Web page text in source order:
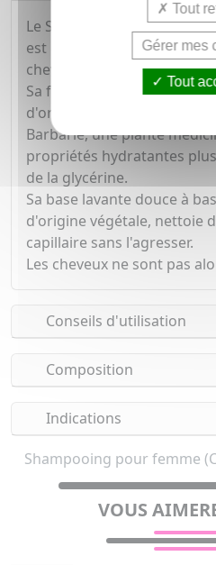
Le Shampooing à la Figue
est un soin lavant qui
cheveux pendant 72
Sa formule est composée à
d'origine naturelle et est
Barbarie, une plante
propriétés hydratantes
de la glycérine.
Sa base lavante douce à
d'origine végétale, nettoie
capillaire sans l'agresser.
Les cheveux ne sont pas
Conseils d'utilisation
Composition
Indications
Shampooing pour femme
VOUS
Tout
Gérer mes
Tout